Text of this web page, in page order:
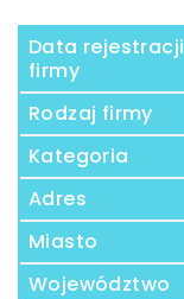
Data rejestracji
firmy
Rodzaj firmy
Kategoria
Adres
Miasto
Województwo